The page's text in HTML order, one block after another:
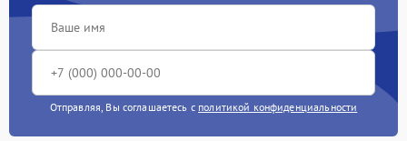
Отправляя, Вы соглашаетесь с политикой конфиденциальности